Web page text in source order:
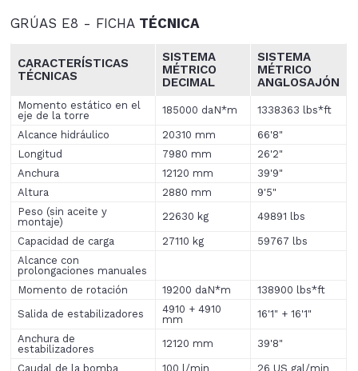
GRÚAS E8 - FICHA TÉCNICA
CARACTERÍSTICAS
TÉCNICAS
SISTEMA
MÉTRICO
DECIMAL
SISTEMA
MÉTRICO
ANGLOSAJÓN
Momento estático en el
eje de la torre
185000 daN*m 1338363 lbs*ft
Alcance hidráulico 20310 mm
66'8"
Longitud
7980 mm
26'2"
Anchura
12120 mm
39'9"
Altura
2880 mm
9'5"
Peso (sin aceite y
montaje)
22630 kg 49891 lbs
Capacidad de carga 27110 kg
59767 lbs
Alcance con
prolongaciones manuales
Momento de rotación
19200 daN*m
138900 lbs*ft
Salida de estabilizadores
4910 + 4910
mm
16'1" + 16'1"
Anchura de
estabilizadores
12120 mm 39'8"
Caudal de la bomba 100 l/min 26 US gal/min